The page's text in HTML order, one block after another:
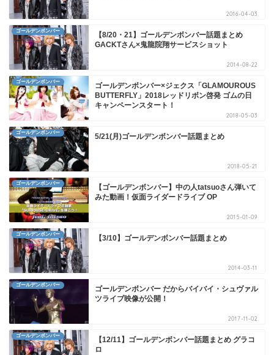
2016-04-03
ゴールデンボンバー
【8/20・21】ゴールデンボンバー話題まとめ
GACKTさん×鬼龍院翔サービスショット
2014-08-22
ゴールデンボンバー
ゴールデンボンバー×ジェクス「GLAMOUROUS
BUTTERFLY」2018レッドリボン啓発 ゴムの日
キャンペーンスタート！
2018-05-03
ゴールデンボンバー 5/21(月)ゴールデンボンバー話題まとめ
2018-05-21
ゴールデンボンバー
【ゴールデンボンバー】中の人tatsuoさん弾いて
みた動画！仮面ライダードライブ OP
2015-01-09
ゴールデンボンバー 【3/10】ゴールデンボンバー話題まとめ
2014-03-11
ゴールデンボンバー
ゴールデンボンバー だからバイバイ・シュヴァル
ツライブ映像が公開！
2017-11-02
ゴールデンボンバー
【12/11】ゴールデンボンバー話題まとめ グラコ
ロ